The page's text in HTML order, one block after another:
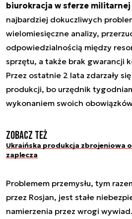
biurokracja w sferze militarnej
najbardziej dokuczliwych
wielomiesięczne analizy,
odpowiedzialnością między
sprzętu, a także brak gwarancji
Przez ostatnie 2 lata zdarzały
produkcji, bo urzędnik
wykonaniem swoich
Zobacz też
Ukraińska produkcja zbrojeniowa
zaplecza
Problemem przemysłu, tym
przez Rosjan, jest stałe
namierzenia przez wrogi